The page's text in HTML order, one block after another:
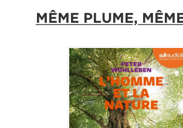
MÊME PLUME,